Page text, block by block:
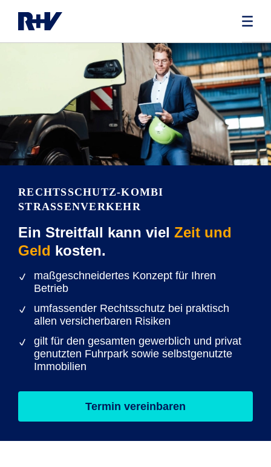
RECHTS­SCHUTZ-KOMBI
STRASSENVERKEHR
Ein Streitfall kann viel Zeit und
Geld kosten.
maßgeschneidertes Konzept für Ihren
Betrieb
umfassender Rechtsschutz bei praktisch
allen versicherbaren Risiken
gilt für den gesamten gewerblich und privat
genutzten Fuhrpark sowie selbstgenutzte
Immobilien
Termin vereinbaren